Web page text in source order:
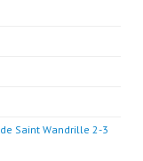
Saint Wandrille 2-3